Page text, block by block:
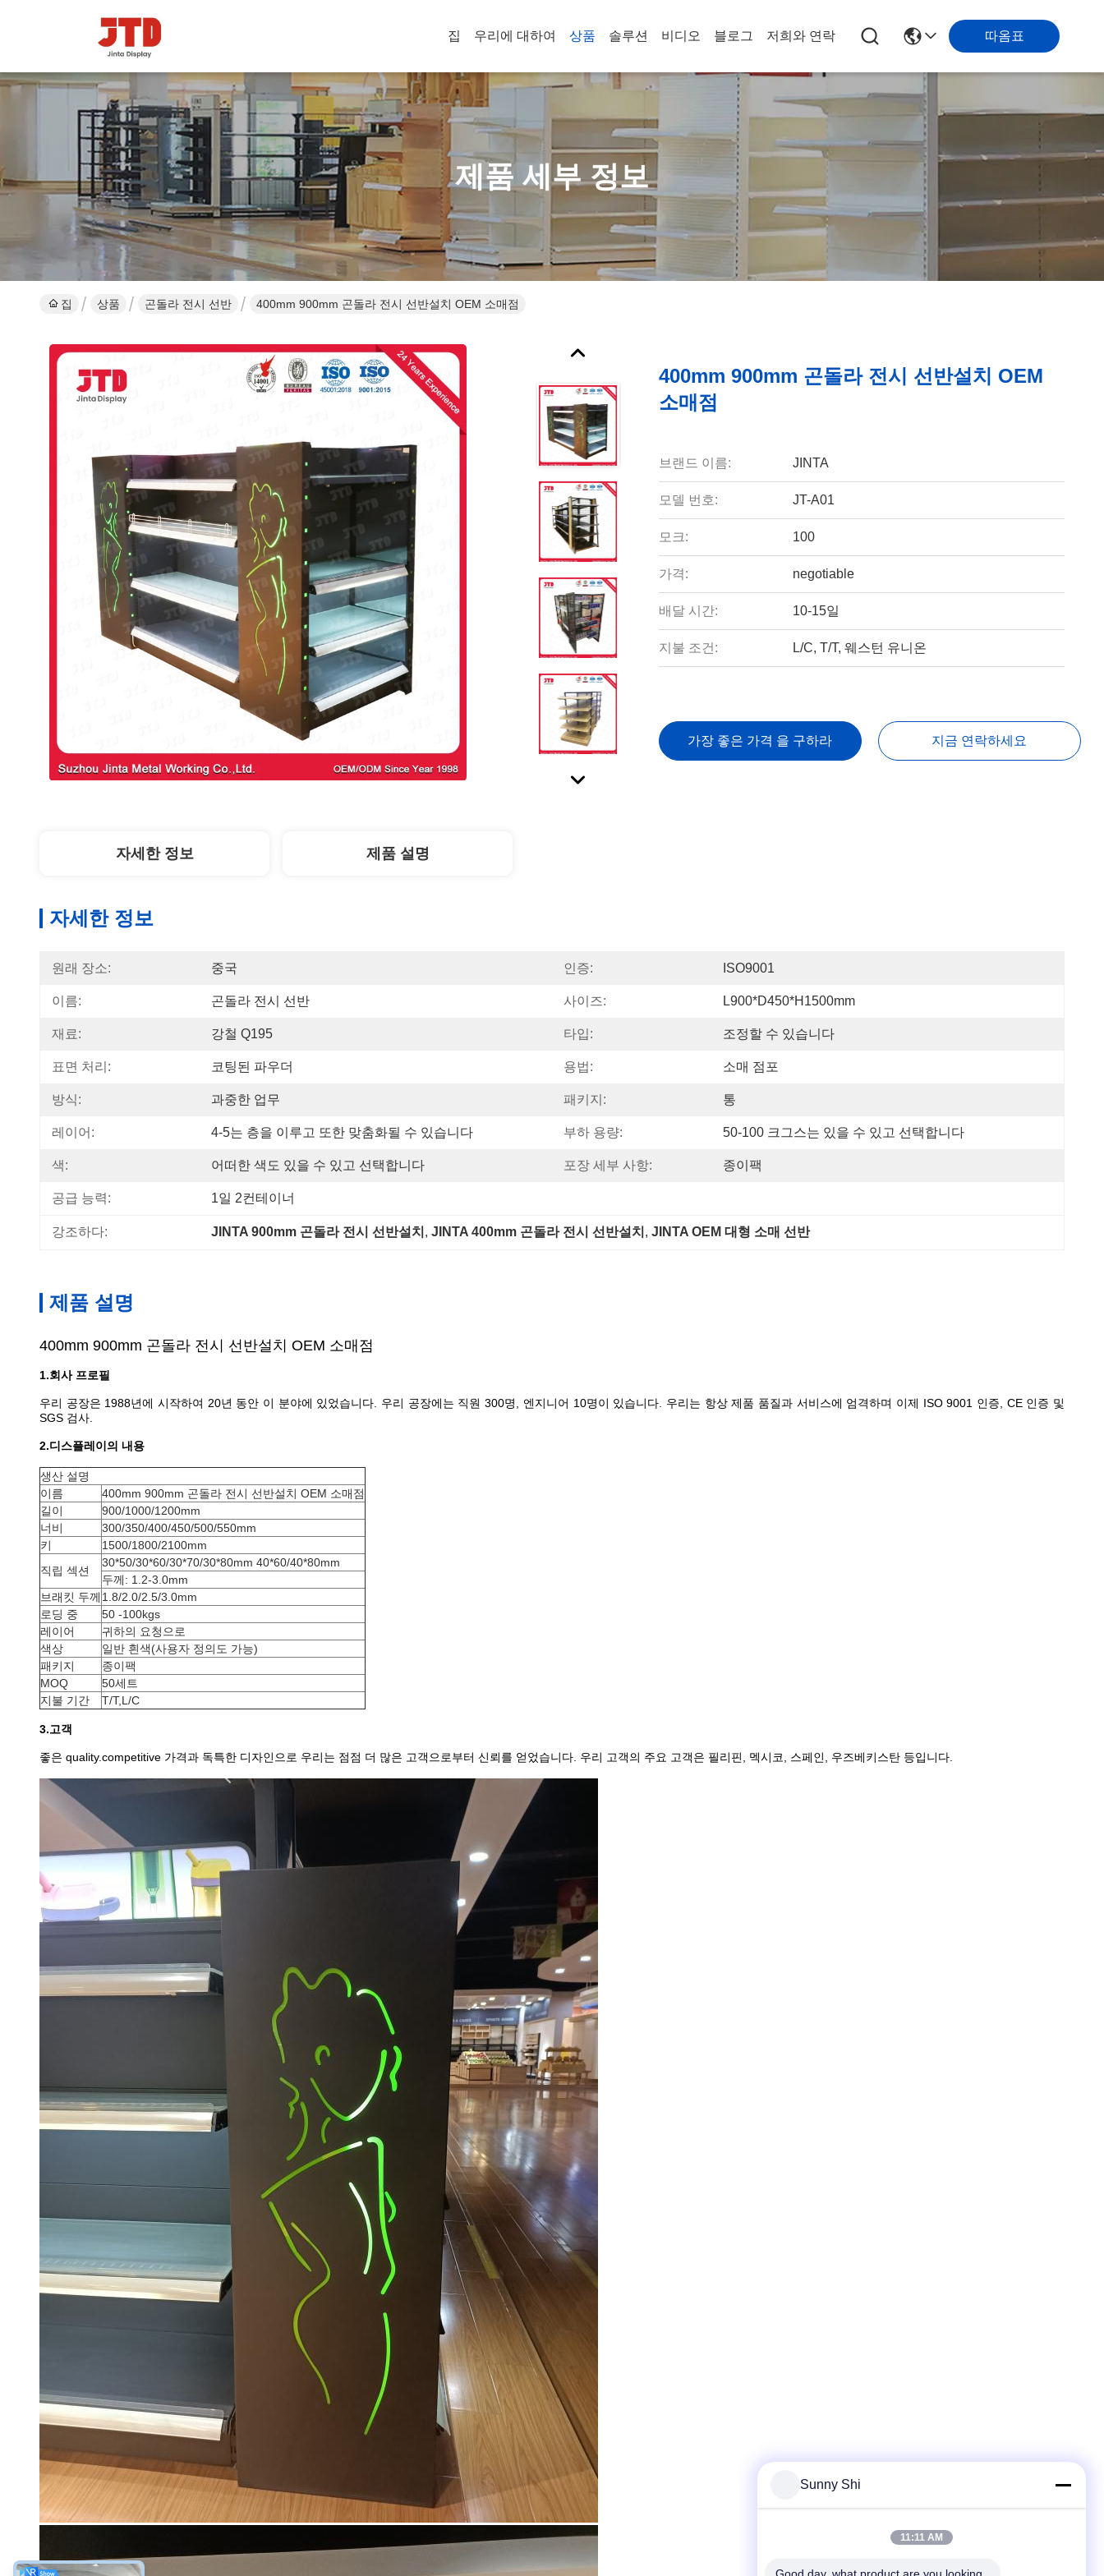
집 우리에 대하여 상품 솔루션 비디오 블로그 저희와 연락 따옴표
제품 세부 정보
집 상품 곤돌라 전시 선반 400mm 900mm 곤돌라 전시 선반설치 OEM 소매점
400mm 900mm 곤돌라 전시 선반설치 OEM
소매점
브랜드 이름: JINTA
모델 번호: JT-A01
모크: 100
가격: negotiable
배달 시간: 10-15일
지불 조건: L/C, T/T, 웨스턴 유니온
가장 좋은 가격 을 구하라 지금 연락하세요
자세한 정보 제품 설명
자세한 정보
원래 장소: 중국 인증: ISO9001
이름: 곤돌라 전시 선반 사이즈: L900*D450*H1500mm
재료: 강철 Q195 타입: 조정할 수 있습니다
표면 처리: 코팅된 파우더 용법: 소매 점포
방식: 과중한 업무 패키지: 통
레이어: 4-5는 층을 이루고 또한 맞춤화될 수 있습니다 부하 용량: 50-100 크그스는 있을 수 있고 선택합니다
색: 어떠한 색도 있을 수 있고 선택합니다 포장 세부 사항: 종이팩
공급 능력: 1일 2컨테이너
강조하다: JINTA 900mm 곤돌라 전시 선반설치 , JINTA 400mm 곤돌라 전시 선반설치 , JINTA OEM 대형 소매 선반
제품 설명
400mm 900mm 곤돌라 전시 선반설치 OEM 소매점
1.회사 프로필
우리 공장은 1988년에 시작하여 20년 동안 이 분야에 있었습니다. 우리 공장에는 직원 300명, 엔지니어 10명이 있습니다. 우리는 항상 제품 품질과 서비스에 엄격하며 이제 ISO 9001 인증, CE 인증 및
SGS 검사.
2.디스플레이의 내용
생산 설명
이름
400mm 900mm 곤돌라 전시 선반설치 OEM 소매점
길이
900/1000/1200mm
너비
300/350/400/450/500/550mm
키
1500/1800/2100mm
직립 섹션
30*50/30*60/30*70/30*80mm 40*60/40*80mm
두께: 1.2-3.0mm
브래킷 두께 1.8/2.0/2.5/3.0mm
로딩 중
50 -100kgs
레이어
귀하의 요청으로
색상
일반 흰색(사용자 정의도 가능)
패키지
종이팩
MOQ
50세트
지불 기간
T/T,L/C
3.고객
좋은 quality.competitive 가격과 독특한 디자인으로 우리는 점점 더 많은 고객으로부터 신뢰를 얻었습니다. 우리 고객의 주요 고객은 필리핀, 멕시코, 스페인, 우즈베키스탄 등입니다.
Sunny Shi
11:11 AM